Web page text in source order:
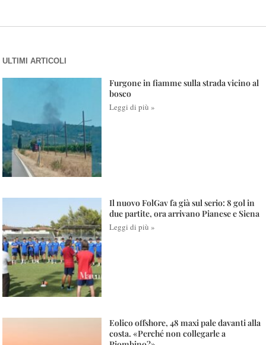
ULTIMI ARTICOLI
Furgone in fiamme sulla strada vicino al
bosco
Leggi di più »
Il nuovo FolGav fa già sul serio: 8 gol in
due partite, ora arrivano Pianese e Siena
Leggi di più »
Eolico offshore, 48 maxi pale davanti alla
costa. «Perché non collegarle a